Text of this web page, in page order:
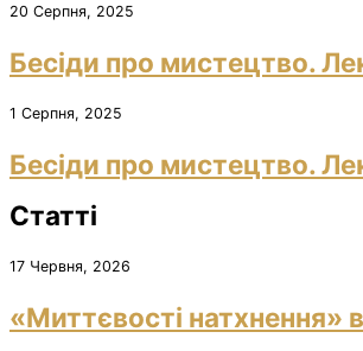
20 Серпня, 2025
Бесіди про мистецтво.
1 Серпня, 2025
Бесіди про мистецтво.
Статті
17 Червня, 2026
«Миттєвості натхнення»